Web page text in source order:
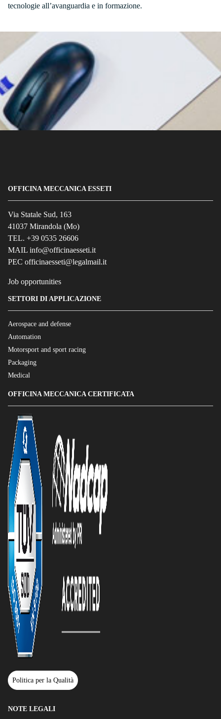
tecnologie all’avanguardia e in formazione.
OFFICINA MECCANICA ESSETI
Via Statale Sud, 163
41037 Mirandola (Mo)
TEL. +39 0535 26606
MAIL info@officinaesseti.it
PEC officinaesseti@legalmail.it
Job opportunities
SETTORI DI APPLICAZIONE
Aerospace and defense
Automation
Motorsport and sport racing
Packaging
Medical
OFFICINA MECCANICA CERTIFICATA
Politica per la Qualità
NOTE LEGALI